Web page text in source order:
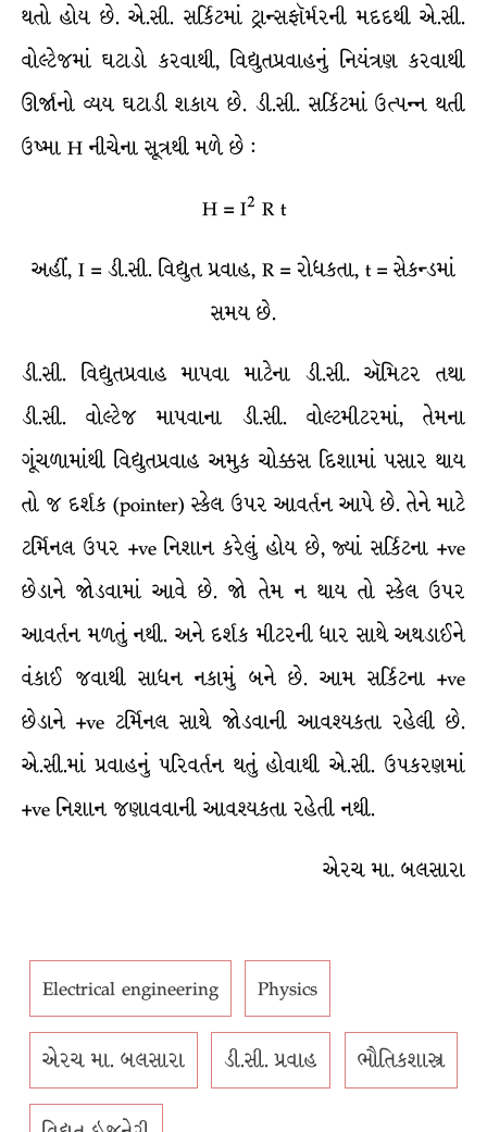
થતો હોય છે. એ.સી. સર્કિટમાં ટ્રાન્સફૉર્મરની મદદથી એ.સી.
વોલ્ટેજમાં ઘટાડો કરવાથી, વિદ્યુતપ્રવાહનું નિયંત્રણ કરવાથી
ઊર્જાનો વ્યય ઘટાડી શકાય છે. ડી.સી. સર્કિટમાં ઉત્પન્ન થતી
ઉષ્મા H નીચેના સૂત્રથી મળે છે :
H = I2 R t
અહીં, I = ડી.સી. વિદ્યુત પ્રવાહ, R = રોધકતા, t = સેકન્ડમાં
સમય છે.
ડી.સી. વિદ્યુતપ્રવાહ માપવા માટેના ડી.સી. ઍમિટર તથા
ડી.સી. વોલ્ટેજ માપવાના ડી.સી. વોલ્ટમીટરમાં, તેમના
ગૂંચળામાંથી વિદ્યુતપ્રવાહ અમુક ચોક્કસ દિશામાં પસાર થાય
તો જ દર્શક (pointer) સ્કેલ ઉપર આવર્તન આપે છે. તેને માટે
ટર્મિનલ ઉપર +ve નિશાન કરેલું હોય છે, જ્યાં સર્કિટના +ve
છેડાને જોડવામાં આવે છે. જો તેમ ન થાય તો સ્કેલ ઉપર
આવર્તન મળતું નથી. અને દર્શક મીટરની ધાર સાથે અથડાઈને
વંકાઈ જવાથી સાધન નકામું બને છે. આમ સર્કિટના +ve
છેડાને +ve ટર્મિનલ સાથે જોડવાની આવશ્યકતા રહેલી છે.
એ.સી.માં પ્રવાહનું પરિવર્તન થતું હોવાથી એ.સી. ઉપકરણમાં
+ve નિશાન જણાવવાની આવશ્યકતા રહેતી નથી.
એરચ મા. બલસારા
Electrical engineering Physics
એરચ મા. બલસારા ડી.સી. પ્રવાહ ભૌતિકશાસ્ત્ર